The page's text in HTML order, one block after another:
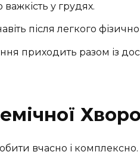
у грудях.
після легкого
приходить разом із
вчасно і